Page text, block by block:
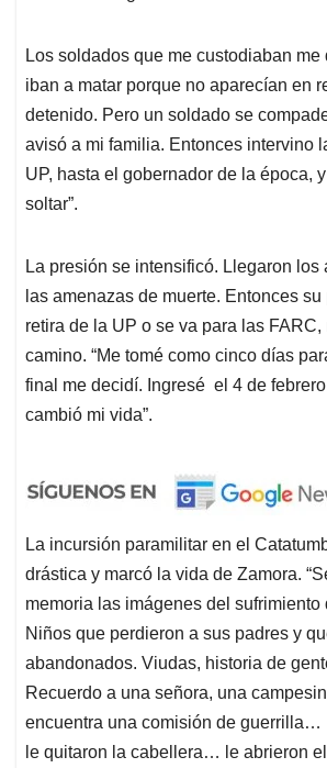
Los soldados que me custodiaban me
iban a matar porque no aparecían en
detenido. Pero un soldado se
avisó a mi familia. Entonces intervino
UP, hasta el gobernador de la época,
soltar”.
La presión se intensificó. Llegaron los
las amenazas de muerte. Entonces
retira de la UP o se va para las
camino. “Me tomé como cinco días
final me decidí. Ingresé el 4 de
cambió mi vida”.
La incursión paramilitar en el
drástica y marcó la vida de Zamora.
memoria las imágenes del sufrimiento
Niños que perdieron a sus padres y
abandonados. Viudas, historia de
Recuerdo a una señora, una
encuentra una comisión de
le quitaron la cabellera… le abrieron